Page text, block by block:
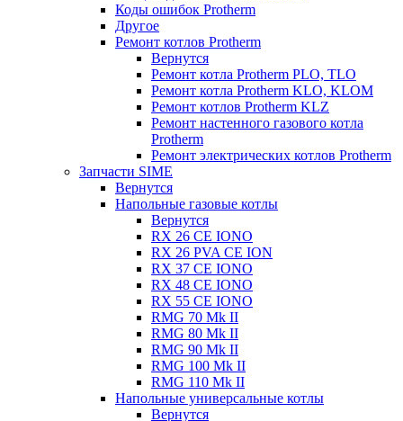
Коды ошибок Protherm
Другое
Ремонт котлов Protherm
Вернутся
Ремонт котла Protherm PLO, TLO
Ремонт котла Protherm KLO, KLOM
Ремонт котлов Protherm KLZ
Ремонт настенного газового котла
Protherm
Ремонт электрических котлов Protherm
Запчасти SIME
Вернутся
Напольные газовые котлы
Вернутся
RX 26 CE IONO
RX 26 PVA CE ION
RX 37 CE IONO
RX 48 CE IONO
RX 55 CE IONO
RMG 70 Mk II
RMG 80 Mk II
RMG 90 Mk II
RMG 100 Mk II
RMG 110 Mk II
Напольные универсальные котлы
Вернутся